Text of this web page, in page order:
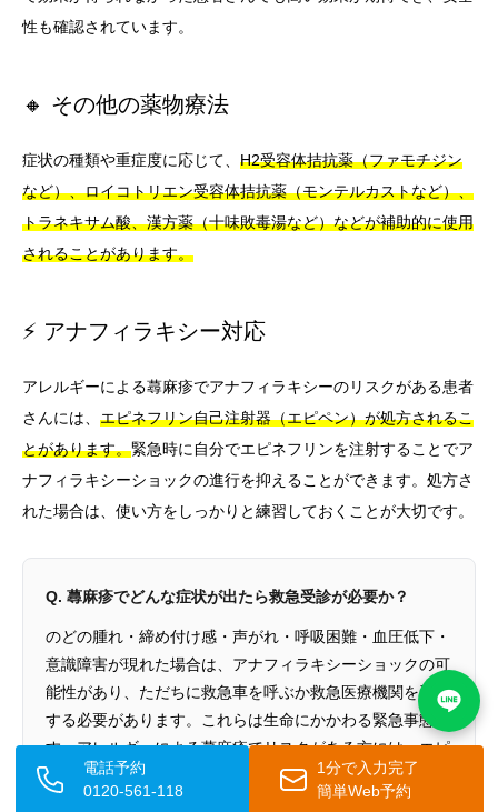
性も確認されています。
🔸 その他の薬物療法
症状の種類や重症度に応じて、 H2受容体拮抗薬（ファモチジン
など）、ロイコトリエン受容体拮抗薬（モンテルカストなど）、
トラネキサム酸、漢方薬（十味敗毒湯など）などが補助的に使用
されることがあります。
⚡ アナフィラキシー対応
アレルギーによる蕁麻疹でアナフィラキシーのリスクがある患者
さんには、 エピネフリン自己注射器（エピペン）が処方されるこ
とがあります。緊急時に自分でエピネフリンを注射することでア
ナフィラキシーショックの進行を抑えることができます。処方さ
れた場合は、使い方をしっかりと練習しておくことが大切です。
Q. 蕁麻疹でどんな症状が出たら救急受診が必要か？
のどの腫れ・締め付け感・声がれ・呼吸困難・血圧低下・
意識障害が現れた場合は、アナフィラキシーショックの可
能性があり、ただちに救急車を呼ぶか救急医療機関を受診
する必要があります。これらは生命にかかわる緊急事態で
す。アレルギーによる蕁麻疹でリスクがある方には、エピ
ネフリン自己注射器（エピペン）が処方される場合もあり
電話予約
0120-561-118
1分で入力完了
簡単Web予約